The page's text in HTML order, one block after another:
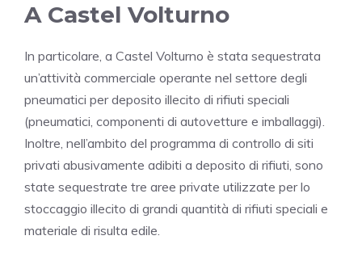
A Castel Volturno
In particolare, a Castel Volturno è stata sequestrata
un’attività commerciale operante nel settore degli
pneumatici per deposito illecito di rifiuti speciali
(pneumatici, componenti di autovetture e imballaggi).
Inoltre, nell’ambito del programma di controllo di siti
privati abusivamente adibiti a deposito di rifiuti, sono
state sequestrate tre aree private utilizzate per lo
stoccaggio illecito di grandi quantità di rifiuti speciali e
materiale di risulta edile.